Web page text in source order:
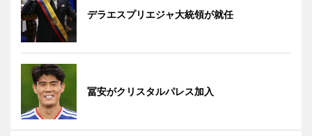
デラエスプリエジャ大統領が就任
冨安がクリスタルパレス加入